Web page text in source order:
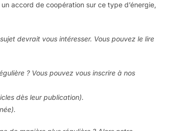
accord de coopération sur ce type d’énergie,
devrait vous intéresser. Vous pouvez le lire
? Vous pouvez vous inscrire à nos
dès leur publication).